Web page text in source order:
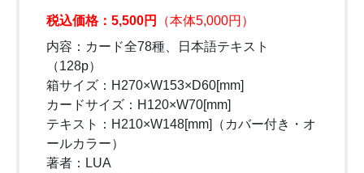
税込価格：5,500円
（本体5,000円）
内容：カード全78種、日本語テキスト
（128p）
箱サイズ：H270×W153×D60[mm]
カードサイズ：H120×W70[mm]
テキスト：H210×W148[mm]（カバー付き・オ
ールカラー）
著者：LUA